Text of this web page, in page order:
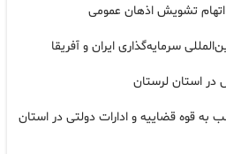
سرمایه‌گذاری ایران و آفریقا
در استان لرستان
به قوه قضاییه و ادارات دولتی در استان